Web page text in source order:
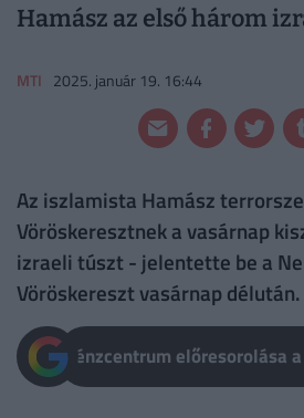
Hamász az első három
MTI 2025. január 19. 16:44
Az iszlamista Hamász
Vöröskeresztnek a vasárnap
izraeli túszt - jelentette be a
Vöröskereszt vasárnap délután.
Pénzcentrum előresorolása